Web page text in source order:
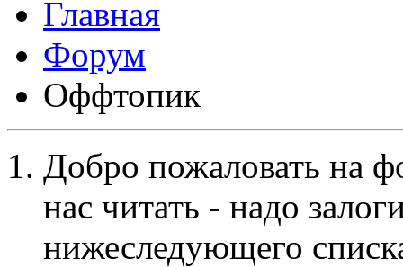
Форум
Оффтопик
Добро пожаловать на
нас читать - надо
нижеследующего